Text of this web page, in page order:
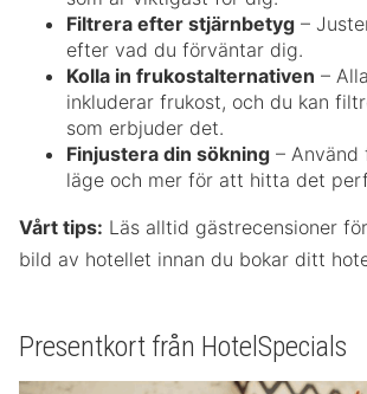
Filtrera efter stjärnbetyg –
efter vad du förväntar dig.
Kolla in frukostalternativen –
inkluderar frukost, och du kan
som erbjuder det.
Finjustera din sökning –
läge och mer för att hitta det
Vårt tips: Läs alltid gästrecensioner
bild av hotellet innan du bokar ditt
Presentkort från HotelSpecials